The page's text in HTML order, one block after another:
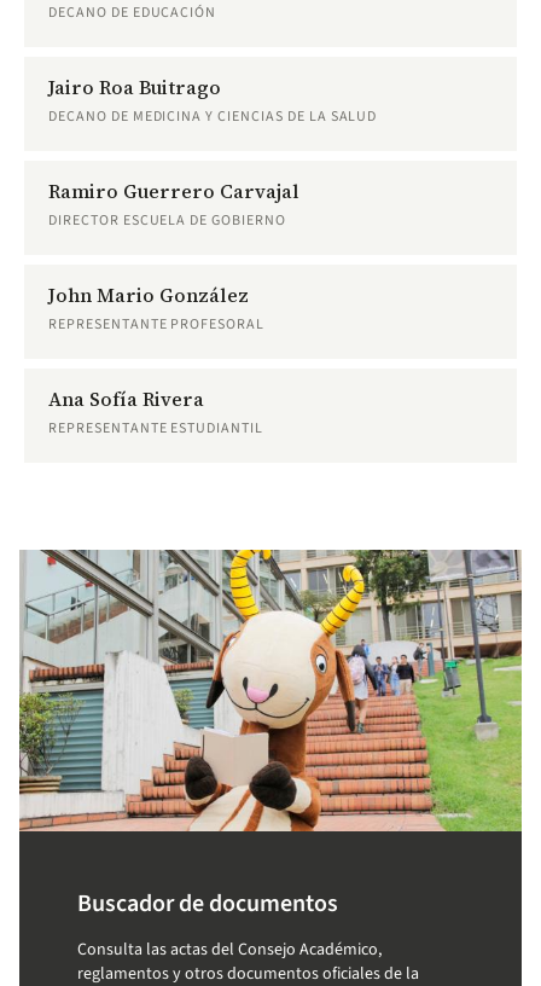
DECANO DE EDUCACIÓN
Jairo Roa Buitrago
DECANO DE MEDICINA Y CIENCIAS DE LA SALUD
Ramiro Guerrero Carvajal
DIRECTOR ESCUELA DE GOBIERNO
John Mario González
REPRESENTANTE PROFESORAL
Ana Sofía Rivera
REPRESENTANTE ESTUDIANTIL
Buscador de documentos
Consulta las actas del Consejo Académico,
reglamentos y otros documentos oficiales de la